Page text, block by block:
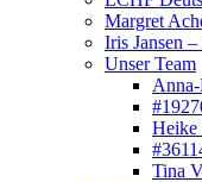
Margret
Iris Jansen
Unser Team
Heike
Tina